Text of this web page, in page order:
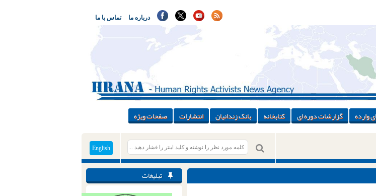
تماس با ما درباره ما
وارده گزارشات دوره ای کتابخانه بانک زندانیان انتشارات صفحات ویژه
English
تبلیغات